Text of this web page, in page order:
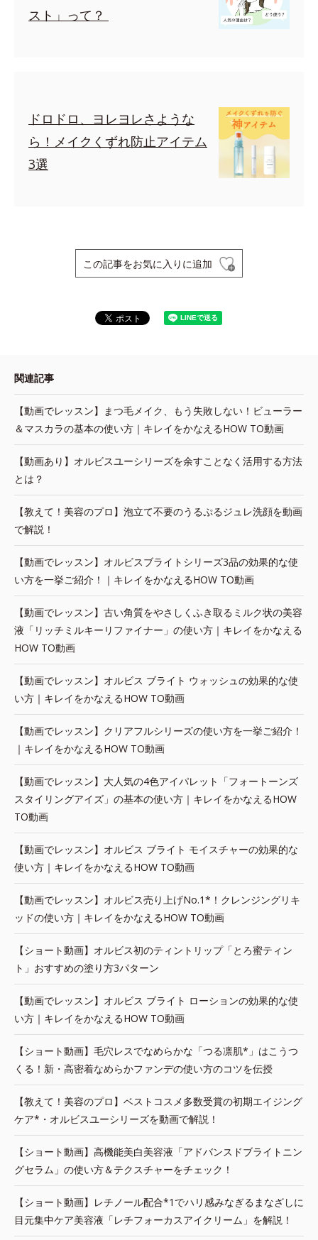
スト」って？
ドロドロ、ヨレヨレさような
ら！メイクくずれ防止アイテム
3選
この記事をお気に入りに追加
関連記事
【動画でレッスン】まつ毛メイク、もう失敗しない！ビューラー
＆マスカラの基本の使い方｜キレイをかなえるHOW TO動画
【動画あり】オルビスユーシリーズを余すことなく活用する方法
とは？
【教えて！美容のプロ】泡立て不要のうるぷるジュレ洗顔を動画
で解説！
【動画でレッスン】オルビスブライトシリーズ3品の効果的な使
い方を一挙ご紹介！｜キレイをかなえるHOW TO動画
【動画でレッスン】古い角質をやさしくふき取るミルク状の美容
液「リッチミルキーリファイナー」の使い方｜キレイをかなえる
HOW TO動画
【動画でレッスン】オルビス ブライト ウォッシュの効果的な使
い方｜キレイをかなえるHOW TO動画
【動画でレッスン】クリアフルシリーズの使い方を一挙ご紹介！
｜キレイをかなえるHOW TO動画
【動画でレッスン】大人気の4色アイパレット「フォートーンズ
スタイリングアイズ」の基本の使い方｜キレイをかなえるHOW
TO動画
【動画でレッスン】オルビス ブライト モイスチャーの効果的な
使い方｜キレイをかなえるHOW TO動画
【動画でレッスン】オルビス売り上げNo.1*！クレンジングリキ
ッドの使い方｜キレイをかなえるHOW TO動画
【ショート動画】オルビス初のティントリップ「とろ蜜ティン
ト」おすすめの塗り方3パターン
【動画でレッスン】オルビス ブライト ローションの効果的な使
い方｜キレイをかなえるHOW TO動画
【ショート動画】毛穴レスでなめらかな「つる凛肌*」はこうつ
くる！新・高密着なめらかファンデの使い方のコツを伝授
【教えて！美容のプロ】ベストコスメ多数受賞の初期エイジング
ケア*・オルビスユーシリーズを動画で解説！
【ショート動画】高機能美白美容液「アドバンスドブライトニン
グセラム」の使い方＆テクスチャーをチェック！
【ショート動画】レチノール配合*1でハリ感みなぎるまなざしに
目元集中ケア美容液「レチフォーカスアイクリーム」を解説！